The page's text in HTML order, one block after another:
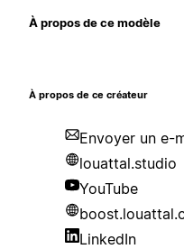
À propos de ce modèle
À propos de ce créateur
Envoyer un e-
louattal.studio
YouTube
LinkedIn